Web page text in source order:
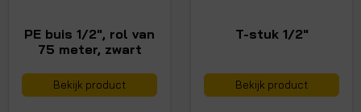
PE buis 1/2", rol van
75 meter, zwart
Bekijk product
T-stuk 1/2"
Bekijk product